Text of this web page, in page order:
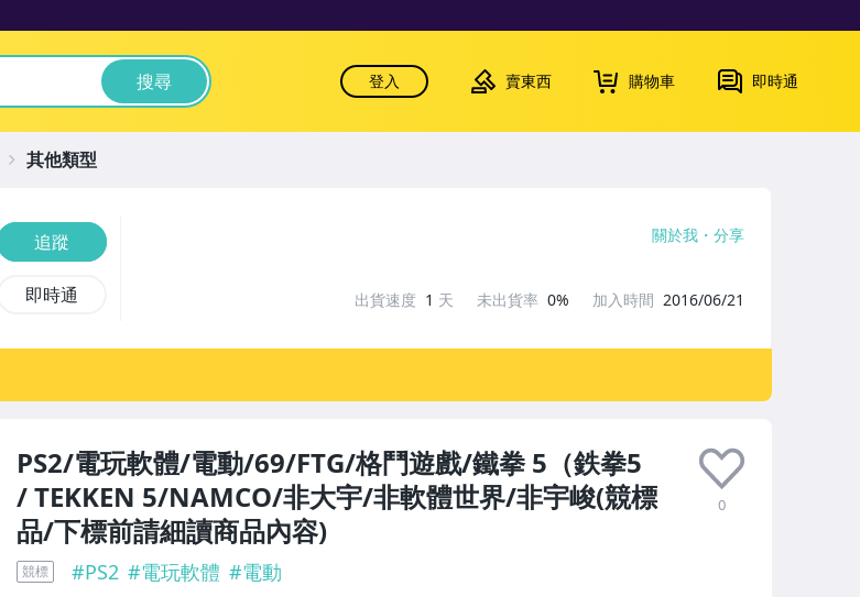
搜尋 登入 賣東西 購物車 即時通
PS2/電玩軟體/電動/69/FTG/格鬥遊戲/鐵拳 5（鉄拳5
/ TEKKEN 5/NAMCO/非大宇/非軟體世界/非宇峻(競標
品/下標前請細讀商品內容)
0
競標 #PS2 #電玩軟體 #電動
追蹤
即時通
關於我 分享
出貨速度 1 天 未出貨率 0% 加入時間 2016/06/21
其他類型